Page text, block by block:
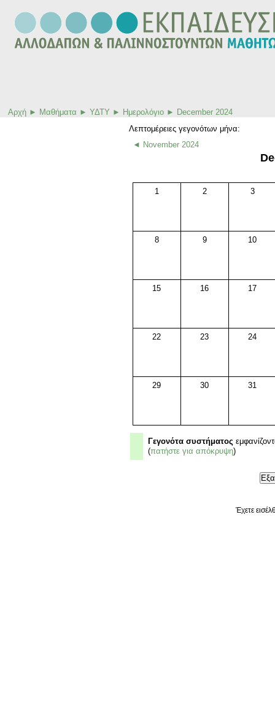
Αρχή ► Μαθήματα ► ΥΔΤΥ ► Ημερολόγιο ► December 2024
Λεπτομέρειες γεγονότων μήνα:
◄ November 2024
1 2 3
8 9 10
15 16 17
22 23 24
29 30 31
Γεγονότα συστήματος
(πατήστε για απόκρυψη)
Έχετε